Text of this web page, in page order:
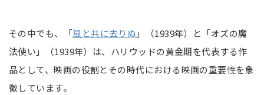
その中でも、「風と共に去りぬ」（1939年）と「オズの魔
法使い」（1939年）は、ハリウッドの黄金期を代表する作
品として、映画の役割とその時代における映画の重要性を象
徴しています。